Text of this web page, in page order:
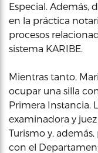
Especial. Además,
en la práctica
procesos
sistema KARIBE.
Mientras tanto,
ocupar una silla
Primera Instancia.
examinadora y
Turismo y,
con el